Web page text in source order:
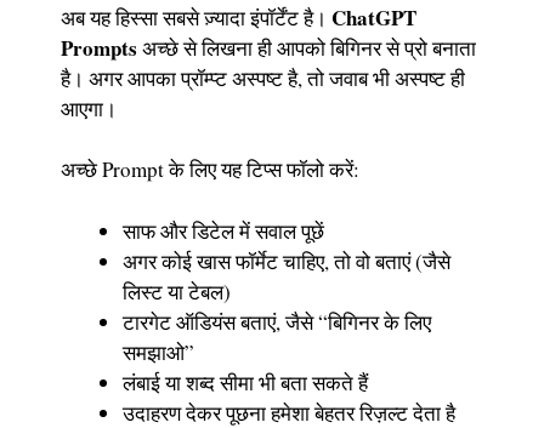
अब यह हिस्सा सबसे ज़्यादा इंपॉर्टेंट है। ChatGPT
Prompts अच्छे से लिखना ही आपको बिगिनर से प्रो बनाता
है। अगर आपका प्रॉम्प्ट अस्पष्ट है, तो जवाब भी अस्पष्ट ही
आएगा।
अच्छे Prompt के लिए यह टिप्स फॉलो करें:
साफ और डिटेल में सवाल पूछें
अगर कोई खास फॉर्मेट चाहिए, तो वो बताएं (जैसे
लिस्ट या टेबल)
टारगेट ऑडियंस बताएं, जैसे “बिगिनर के लिए
समझाओ”
लंबाई या शब्द सीमा भी बता सकते हैं
उदाहरण देकर पूछना हमेशा बेहतर रिज़ल्ट देता है